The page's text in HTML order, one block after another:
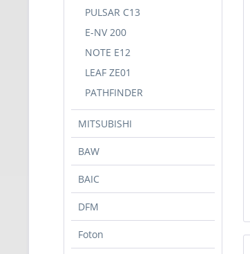
PULSAR C13
E-NV 200
NOTE E12
LEAF ZE01
PATHFINDER
MITSUBISHI
BAW
BAIC
DFM
Foton